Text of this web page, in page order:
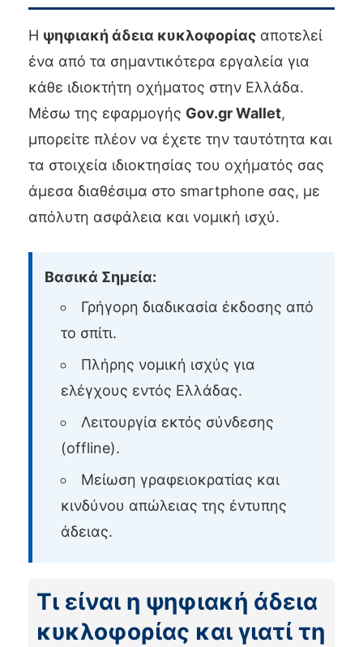
Η ψηφιακή άδεια κυκλοφορίας αποτελεί
ένα από τα σημαντικότερα εργαλεία για
κάθε ιδιοκτήτη οχήματος στην Ελλάδα.
Μέσω της εφαρμογής Gov.gr Wallet,
μπορείτε πλέον να έχετε την ταυτότητα και
τα στοιχεία ιδιοκτησίας του οχήματός σας
άμεσα διαθέσιμα στο smartphone σας, με
απόλυτη ασφάλεια και νομική ισχύ.
Βασικά Σημεία:
Γρήγορη διαδικασία έκδοσης από
το σπίτι.
Πλήρης νομική ισχύς για
ελέγχους εντός Ελλάδας.
Λειτουργία εκτός σύνδεσης
(offline).
Μείωση γραφειοκρατίας και
κινδύνου απώλειας της έντυπης
άδειας.
Τι είναι η ψηφιακή άδεια
κυκλοφορίας και γιατί τη